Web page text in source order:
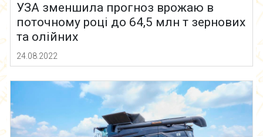
УЗА зменшила прогноз врожаю в
поточному році до 64,5 млн т зернових
та олійних
24.08.2022